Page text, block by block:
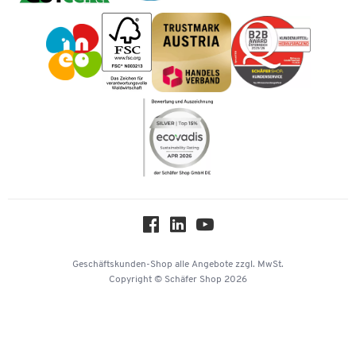
Impressum
Karriere
Kataloge
Geschäftskunden-Shop alle Angebote zzgl. MwSt.
Copyright © Schäfer Shop 2026